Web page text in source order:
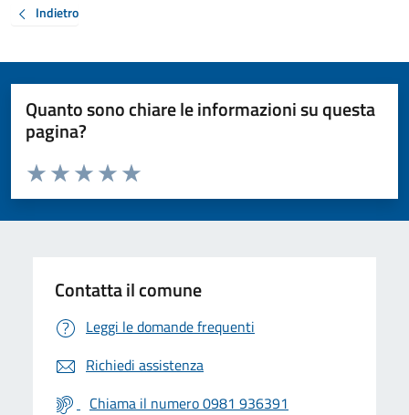
Indietro
Quanto sono chiare le informazioni su questa
pagina?
Valuta da 1 a 5 stelle la pagina
Valuta 5 stelle su 5
Valuta 4 stelle su 5
Valuta 3 stelle su 5
Valuta 2 stelle su 5
Valuta 1 stelle su 5
Contatta il comune
Leggi le domande frequenti
Richiedi assistenza
Chiama il numero 0981 936391